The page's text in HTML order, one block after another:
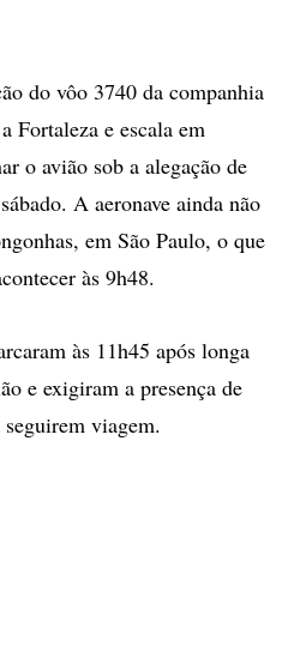
do vôo 3740 da companhia
Fortaleza e escala em
o avião sob a alegação de
A aeronave ainda não
em São Paulo, o que
às 9h48.
às 11h45 após longa
e exigiram a presença de
viagem.